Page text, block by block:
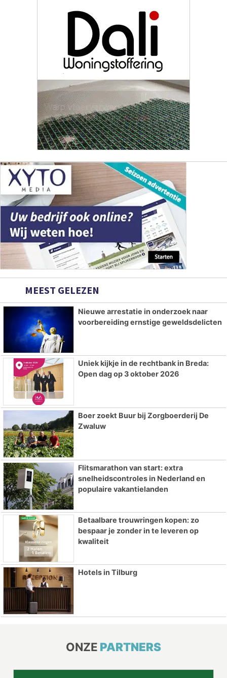
MEEST GELEZEN
Nieuwe arrestatie in onderzoek naar
voorbereiding ernstige geweldsdelicten
Uniek kijkje in de rechtbank in Breda:
Open dag op 3 oktober 2026
Boer zoekt Buur bij Zorgboerderij De
Zwaluw
Flitsmarathon van start: extra
snelheidscontroles in Nederland en
populaire vakantielanden
Betaalbare trouwringen kopen: zo
bespaar je zonder in te leveren op
kwaliteit
Hotels in Tilburg
ONZE PARTNERS